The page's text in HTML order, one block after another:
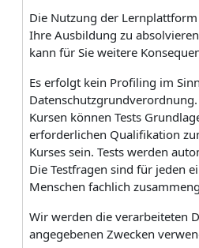
Die Nutzung der
Ihre Ausbildung zu
kann für Sie weitere
Es erfolgt kein Profiling im
Kursen können Tests
erforderlichen Qualifikation
Kurses sein. Tests werden
Die Testfragen sind für jeden
Menschen fachlich
Wir werden die verarbeiteten
angegebenen Zwecken